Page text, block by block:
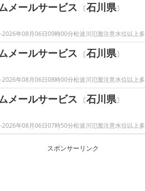
メールサービス 〔石川県〕
年08月06日09時00分松波川氾濫注意水位以上多
メールサービス 〔石川県〕
年08月06日08時00分松波川氾濫注意水位以上多
メールサービス 〔石川県〕
年08月06日07時50分松波川氾濫注意水位以上多
スポンサーリンク